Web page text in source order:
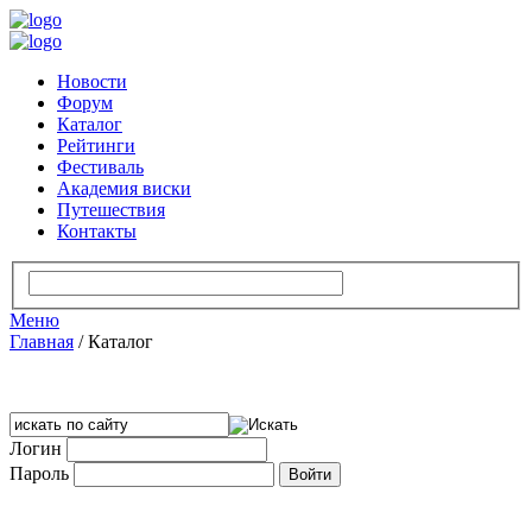
Новости
Форум
Каталог
Рейтинги
Фестиваль
Академия виски
Путешествия
Контакты
Меню
Главная /Каталог
Логин
Пароль